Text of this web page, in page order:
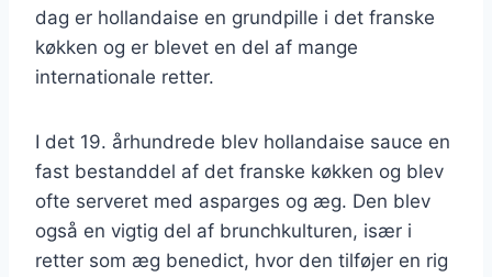
dag er hollandaise en grundpille i det franske
køkken og er blevet en del af mange
internationale retter.
I det 19. århundrede blev hollandaise sauce en
fast bestanddel af det franske køkken og blev
ofte serveret med asparges og æg. Den blev
også en vigtig del af brunchkulturen, især i
retter som æg benedict, hvor den tilføjer en rig